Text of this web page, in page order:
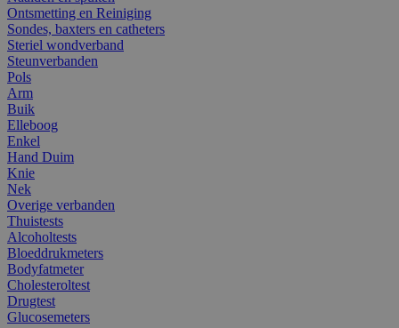
Ontsmetting en Reiniging
Sondes, baxters en catheters
Steriel wondverband
Steunverbanden
Pols
Arm
Buik
Elleboog
Enkel
Hand Duim
Knie
Nek
Overige verbanden
Thuistests
Alcoholtests
Bloeddrukmeters
Bodyfatmeter
Cholesteroltest
Drugtest
Glucosemeters